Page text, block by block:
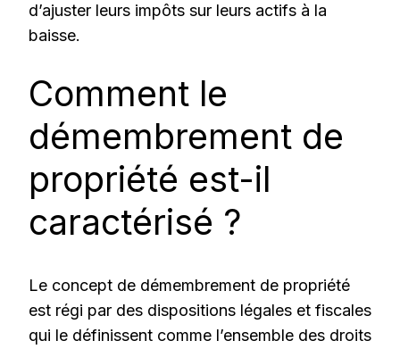
d’ajuster leurs impôts sur leurs actifs à la
baisse.
Comment le
démembrement de
propriété est-il
caractérisé ?
Le concept de démembrement de propriété
est régi par des dispositions légales et fiscales
qui le définissent comme l’ensemble des droits